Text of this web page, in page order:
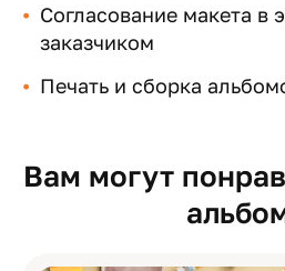
Согласование макета в
заказчиком
Печать и сборка
Вам могут